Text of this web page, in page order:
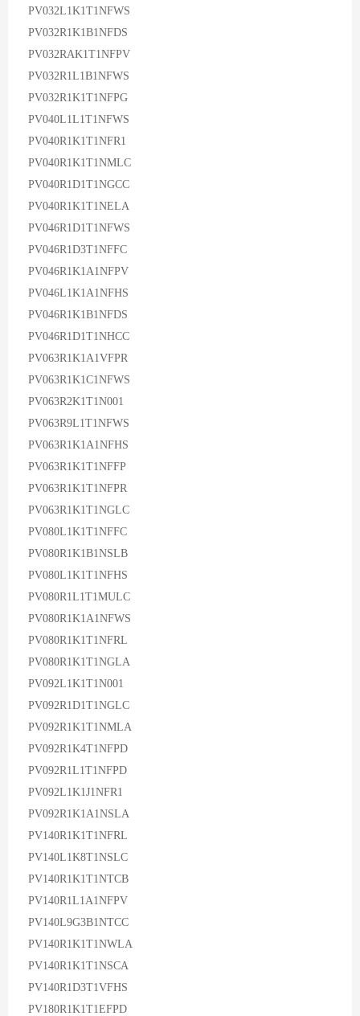
PV032L1K1T1NFWS
PV032R1K1B1NFDS
PV032RAK1T1NFPV
PV032R1L1B1NFWS
PV032R1K1T1NFPG
PV040L1L1T1NFWS
PV040R1K1T1NFR1
PV040R1K1T1NMLC
PV040R1D1T1NGCC
PV040R1K1T1NELA
PV046R1D1T1NFWS
PV046R1D3T1NFFC
PV046R1K1A1NFPV
PV046L1K1A1NFHS
PV046R1K1B1NFDS
PV046R1D1T1NHCC
PV063R1K1A1VFPR
PV063R1K1C1NFWS
PV063R2K1T1N001
PV063R9L1T1NFWS
PV063R1K1A1NFHS
PV063R1K1T1NFFP
PV063R1K1T1NFPR
PV063R1K1T1NGLC
PV080L1K1T1NFFC
PV080R1K1B1NSLB
PV080L1K1T1NFHS
PV080R1L1T1MULC
PV080R1K1A1NFWS
PV080R1K1T1NFRL
PV080R1K1T1NGLA
PV092L1K1T1N001
PV092R1D1T1NGLC
PV092R1K1T1NMLA
PV092R1K4T1NFPD
PV092R1L1T1NFPD
PV092L1K1J1NFR1
PV092R1K1A1NSLA
PV140R1K1T1NFRL
PV140L1K8T1NSLC
PV140R1K1T1NTCB
PV140R1L1A1NFPV
PV140L9G3B1NTCC
PV140R1K1T1NWLA
PV140R1K1T1NSCA
PV140R1D3T1VFHS
PV180R1K1T1EFPD